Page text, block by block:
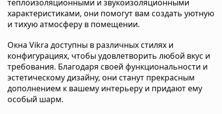
теплоизоляционными и звукоизоляционными
характеристиками, они помогут вам создать уютную
и тихую атмосферу в помещении.
Окна Vikra доступны в различных стилях и
конфигурациях, чтобы удовлетворить любой вкус и
требования. Благодаря своей функциональности и
эстетическому дизайну, они станут прекрасным
дополнением к вашему интерьеру и придают ему
особый шарм.